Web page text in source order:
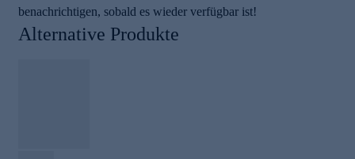
benachrichtigen, sobald es wieder verfügbar ist!
Alternative Produkte